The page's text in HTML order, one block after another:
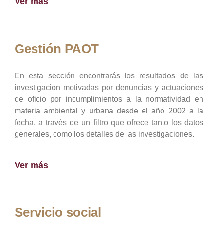
Gestión PAOT
En esta sección encontrarás los resultados de las
investigación motivadas por denuncias y actuaciones
de oficio por incumplimientos a la normatividad en
materia ambiental y urbana desde el año 2002 a la
fecha, a través de un filtro que ofrece tanto los datos
generales, como los detalles de las investigaciones.
Ver más
Servicio social